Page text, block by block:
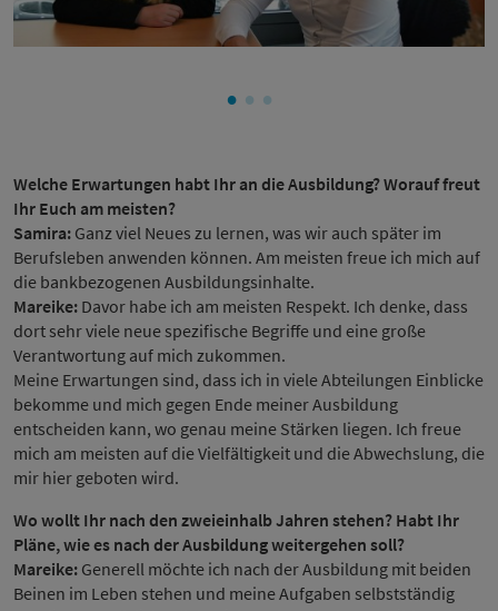
Welche Erwartungen habt Ihr an die Ausbildung? Worauf freut
Ihr Euch am meisten?
Samira: Ganz viel Neues zu lernen, was wir auch später im
Berufsleben anwenden können. Am meisten freue ich mich auf
die bankbezogenen Ausbildungsinhalte.
Mareike: Davor habe ich am meisten Respekt. Ich denke, dass
dort sehr viele neue spezifische Begriffe und eine große
Verantwortung auf mich zukommen.
Meine Erwartungen sind, dass ich in viele Abteilungen Einblicke
bekomme und mich gegen Ende meiner Ausbildung
entscheiden kann, wo genau meine Stärken liegen. Ich freue
mich am meisten auf die Vielfältigkeit und die Abwechslung, die
mir hier geboten wird.
Wo wollt Ihr nach den zweieinhalb Jahren stehen? Habt Ihr
Pläne, wie es nach der Ausbildung weitergehen soll?
Mareike: Generell möchte ich nach der Ausbildung mit beiden
Beinen im Leben stehen und meine Aufgaben selbstständig